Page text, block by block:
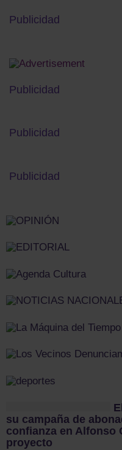
Publicidad
Publicidad
Publicidad
Publicidad
su campaña de
confianza en Alfonso
proyecto